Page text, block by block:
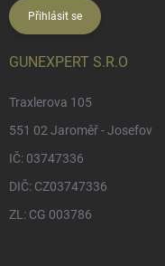
Přihlásit se
GUNEXPERT S.R.O
Traxlerova 105
551 02 Jaroměř - Josefov
IČ: 03747336
DIČ: CZ03747336
ZL: CG 003786